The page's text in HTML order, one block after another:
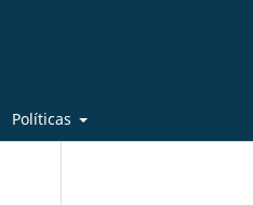
Políticas